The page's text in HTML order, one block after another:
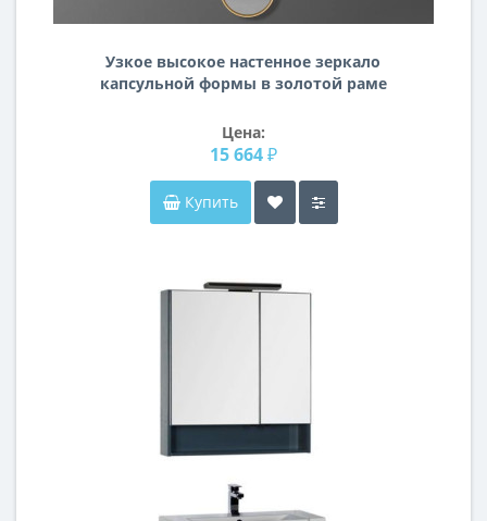
Узкое высокое настенное зеркало
капсульной формы в золотой раме
Цена:
15 664 ₽
Купить